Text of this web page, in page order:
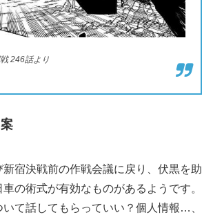
246話より
新宿決戦前の作戦会議に戻り、伏黒を助
の術式が有効なものがあるようです。
いて話してもらっていい？個人情報…、